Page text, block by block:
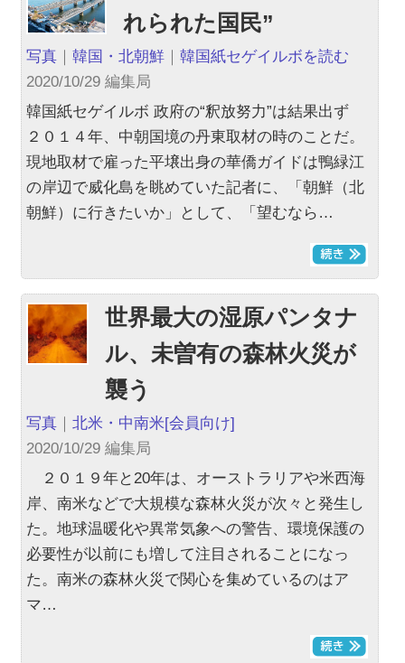
れられた国民”
写真 ｜韓国・北朝鮮 ｜韓国紙セゲイルボを読む
2020/10/29 編集局
韓国紙セゲイルボ 政府の“釈放努力”は結果出ず
２０１４年、中朝国境の丹東取材の時のことだ。
現地取材で雇った平壌出身の華僑ガイドは鴨緑江
の岸辺で威化島を眺めていた記者に、「朝鮮（北
朝鮮）に行きたいか」として、「望むなら…
世界最大の湿原パンタナ
ル、未曽有の森林火災が
襲う
写真 ｜北米・中南米[会員向け]
2020/10/29 編集局
２０１９年と20年は、オーストラリアや米西海
岸、南米などで大規模な森林火災が次々と発生し
た。地球温暖化や異常気象への警告、環境保護の
必要性が以前にも増して注目されることになっ
た。南米の森林火災で関心を集めているのはア
マ…